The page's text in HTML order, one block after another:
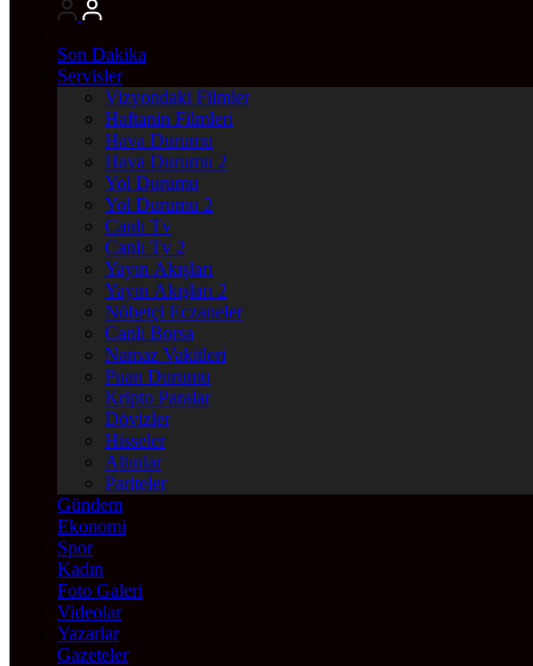
Son Dakika
Servisler
Vizyondaki Filmler
Haftanin Filmleri
Hava Durumu
Hava Durumu 2
Yol Durumu
Yol Durumu 2
Canlı Tv
Canlı Tv 2
Yayın Akışları
Yayın Akışları 2
Nöbetçi Eczaneler
Canlı Borsa
Namaz Vakitleri
Puan Durumu
Kripto Paralar
Dövizler
Hisseler
Altınlar
Pariteler
Gündem
Ekonomi
Spor
Kadın
Foto Galeri
Videolar
Yazarlar
Gazeteler